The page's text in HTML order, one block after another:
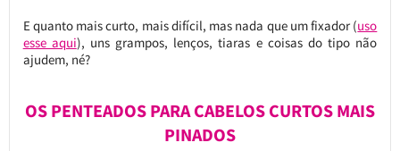
E quanto mais curto, mais difícil, mas nada que um fixador (uso
esse aqui), uns grampos, lenços, tiaras e coisas do tipo não
ajudem, né?
OS PENTEADOS PARA CABELOS CURTOS MAIS
PINADOS